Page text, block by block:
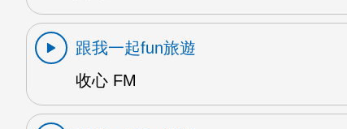
跟我一起fun旅遊
收心 FM